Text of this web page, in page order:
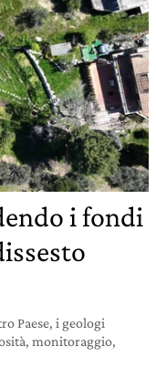
i fondi
Paese, i geologi
monitoraggio,